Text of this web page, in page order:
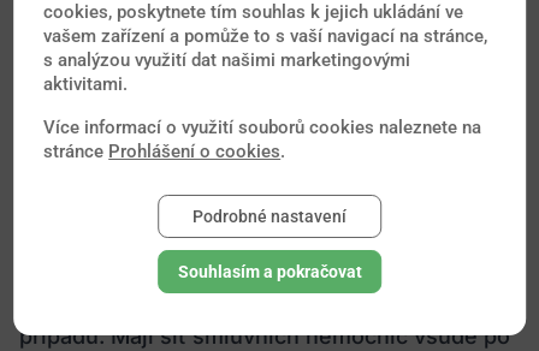
Uzavřete výhodné
cestovní pojištění (se
slevou 20%)
Ať už cestujete jakkoliv daleko, asistenční
služba ERGO Cestovní je Vám vždy nablízku.
Jejich cestovní pojištění pomůže při úrazu,
případů. Mají síť smluvních nemocnic všude po
cookies, poskytnete tím souhlas k jejich ukládání ve
vašem zařízení a pomůže to s vaší navigací na stránce,
s analýzou využití dat našimi marketingovými
aktivitami.
Více informací o využití souborů cookies naleznete na
stránce Prohlášení o cookies.
Podrobné nastavení
Souhlasím a pokračovat